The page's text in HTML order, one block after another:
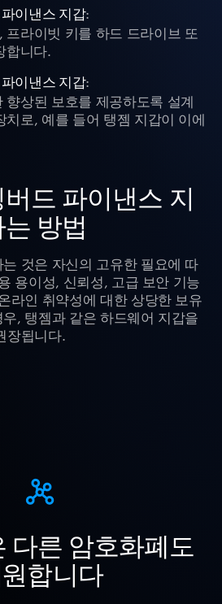
이낸스 지갑:
프라이빗 키를 하드 드라이브 또
합니다.
이낸스 지갑:
향상된 보호를 제공하도록 설계
치로, 예를 들어 탱젬 지갑이 이에
드 파이낸스 지
방법
것은 자신의 고유한 필요에 따
용이성, 신뢰성, 고급 보안 기능
라인 취약성에 대한 상당한 보유
, 탱젬과 같은 하드웨어 지갑을
장됩니다.
다른 암호화폐도
합니다